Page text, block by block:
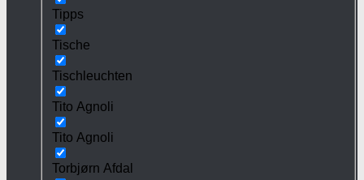
Tipps
Tische
Tischleuchten
Tito Agnoli
Tito Agnoli
Torbjørn Afdal